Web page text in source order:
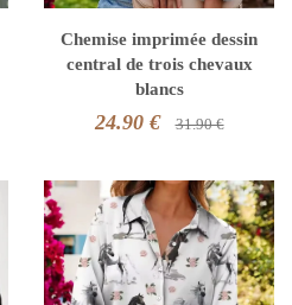
Chemise imprimée dessin
central de trois chevaux
blancs
24.90 € 31.90 €